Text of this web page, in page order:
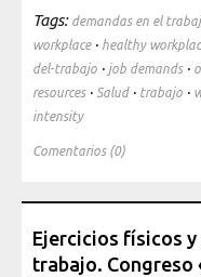
Tags: demandas en el
workplace· healthy
del-trabajo · job demands·
resources· Salud· trabajo ·
intensity
Comentarios (0)
Ejercicios físicos
trabajo. Congreso